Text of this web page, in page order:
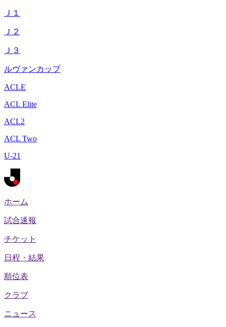
Ｊ１
Ｊ２
Ｊ３
ルヴァンカップ
ACLE
ACL Elite
ACL2
ACL Two
U-21
ホーム
試合速報
チケット
日程・結果
順位表
クラブ
ニュース